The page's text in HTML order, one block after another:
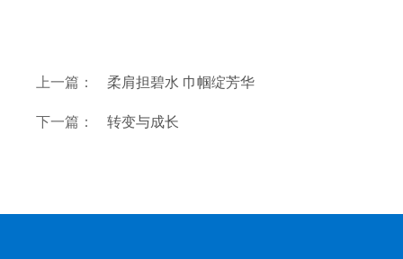
上一篇： 柔肩担碧水 巾帼绽芳华
下一篇： 转变与成长